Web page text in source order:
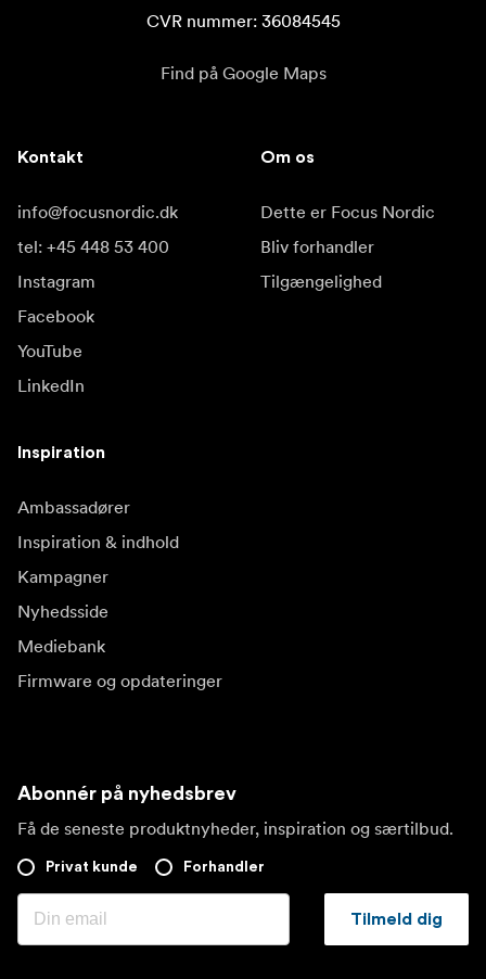
CVR nummer: 36084545
Find på Google Maps
Kontakt
info@focusnordic.dk
tel: +45 448 53 400
Instagram
Facebook
YouTube
LinkedIn
Om os
Dette er Focus Nordic
Bliv forhandler
Tilgængelighed
Inspiration
Ambassadører
Inspiration & indhold
Kampagner
Nyhedsside
Mediebank
Firmware og opdateringer
Abonnér på nyhedsbrev
Få de seneste produktnyheder, inspiration og særtilbud.
Privat kunde Forhandler
Tilmeld dig